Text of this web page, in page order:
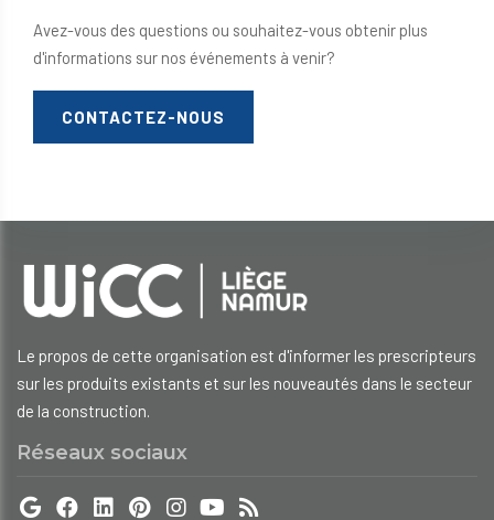
Avez-vous des questions ou souhaitez-vous obtenir plus
d'informations sur nos événements à venir?
CONTACTEZ-NOUS
Le propos de cette organisation est d'informer les prescripteurs
sur les produits existants et sur les nouveautés dans le secteur
de la construction.
Réseaux sociaux